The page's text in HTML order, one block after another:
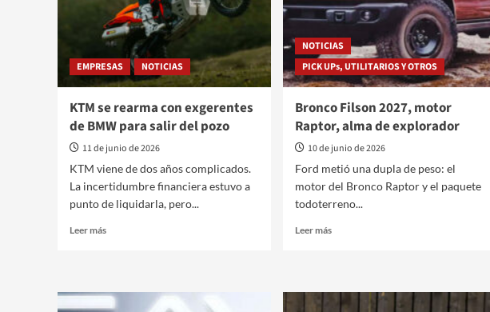
de
estado
sólido
EMPRESAS NOTICIAS
KTM se rearma con exgerentes
de BMW para salir del pozo
11 de junio de 2026
KTM viene de dos años complicados.
La incertidumbre financiera estuvo a
punto de liquidarla, pero...
Leer másLeer
NOTICIAS
PICK UPs, UTILITARIOS Y OTROS
Bronco Filson 2027, motor
Raptor, alma de explorador
10 de junio de 2026
Ford metió una dupla de peso: el
motor del Bronco Raptor y el paquete
todoterreno...
Leer másLeer
2027,